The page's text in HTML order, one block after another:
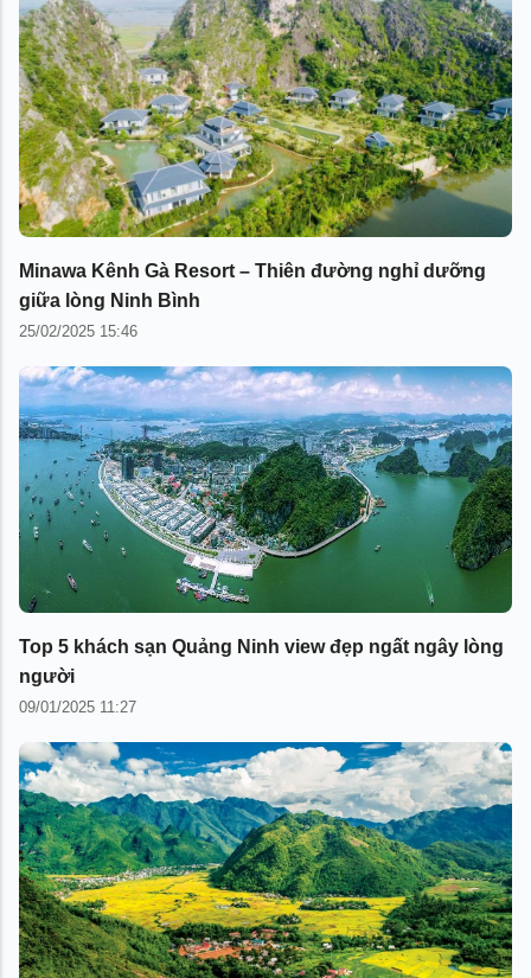
Minawa Kênh Gà Resort – Thiên đường nghỉ dưỡng
giữa lòng Ninh Bình
25/02/2025 15:46
Top 5 khách sạn Quảng Ninh view đẹp ngất ngây lòng
người
09/01/2025 11:27